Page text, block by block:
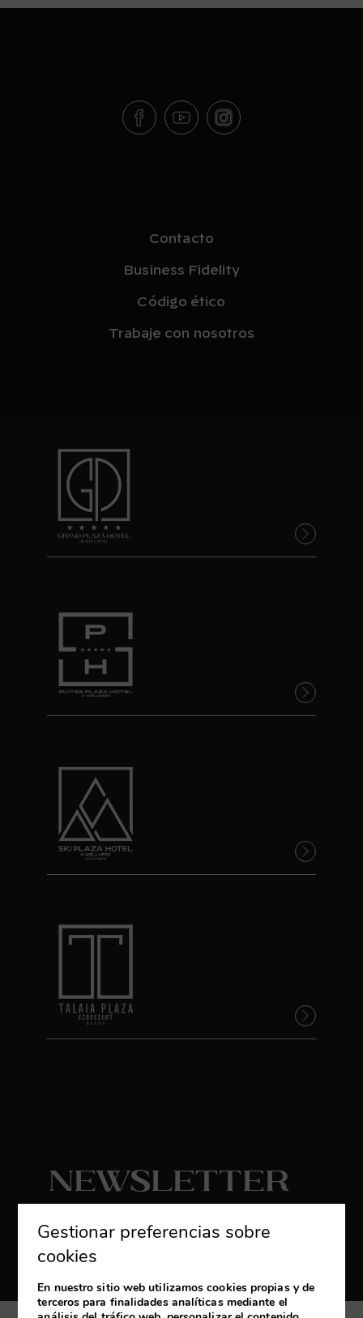
Contacto
Business Fidelity
Código ético
Trabaje con nosotros
Newsletter
Reciba las últimas novedades y promociones
exclusivas
Gestionar preferencias sobre
cookies
En nuestro sitio web utilizamos cookies propias y de
terceros para finalidades analíticas mediante el